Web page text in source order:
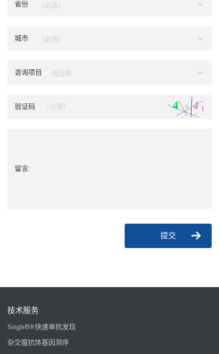
省份
城市
咨询项目
验证码
留言:
提交
技术服务
SingleB®快速单抗发现
杂交瘤抗体基因测序